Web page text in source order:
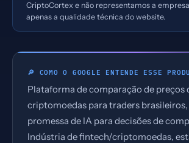
CriptoCortex e não representamos a
apenas a qualidade técnica do website.
🔎 COMO O GOOGLE ENTENDE ESSE
Plataforma de comparação de preços
criptomoedas para traders
promessa de IA para decisões de
Indústria de fintech/criptomoedas,